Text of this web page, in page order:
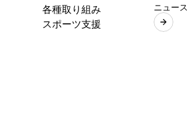
各種取り組み
スポーツ支援
ニュース